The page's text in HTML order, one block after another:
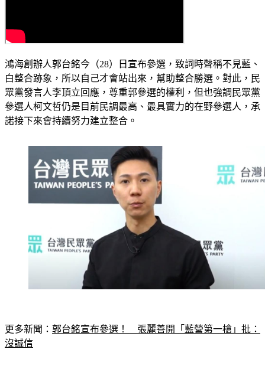
鴻海創辦人郭台銘今（28）日宣布參選，致詞時聲稱不見藍、
白整合跡象，所以自己才會站出來，幫助整合勝選。對此，民
眾黨發言人李頂立回應，尊重郭參選的權利，但也強調民眾黨
參選人柯文哲仍是目前民調最高、最具實力的在野參選人，承
諾接下來會持續努力建立整合。
更多新聞： 郭台銘宣布參選！　張麗善開「藍營第一槍」批：
沒誠信